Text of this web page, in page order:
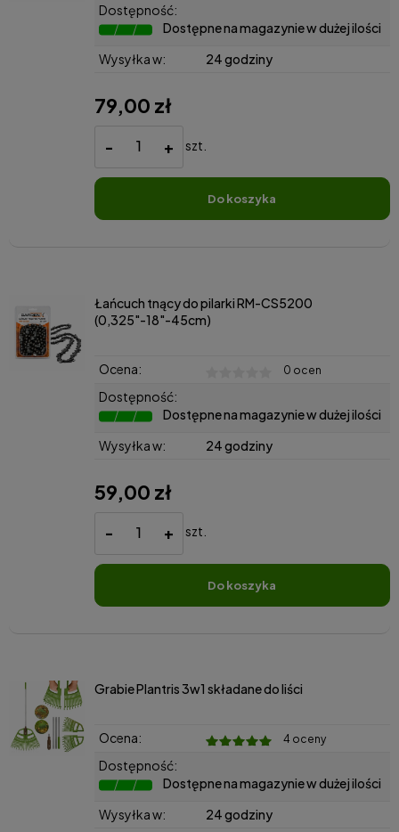
Dostępność:
Dostępne na magazynie w dużej ilości
Wysyłka w:
24 godziny
79,00 zł
- + szt.
do koszyka
Łańcuch tnący do pilarki RM-CS5200
(0,325"-18"-45cm)
Ocena: 0 ocen
Dostępność:
Dostępne na magazynie w dużej ilości
Wysyłka w:
24 godziny
59,00 zł
- + szt.
do koszyka
Grabie Plantris 3w1 składane do liści
Ocena: 4 oceny
Dostępność:
Dostępne na magazynie w dużej ilości
Wysyłka w:
24 godziny